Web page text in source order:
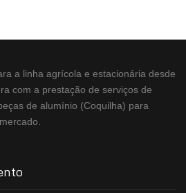
a linha agrícola e estacionária desde
com a prestação de serviços de
de alumínio (Coquilha) para